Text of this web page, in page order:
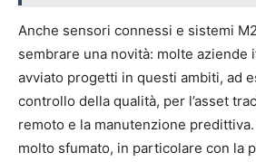
Anche sensori connessi e sistemi
sembrare una novità: molte aziende
avviato progetti in questi ambiti, ad
controllo della qualità, per l’asset
remoto e la manutenzione
molto sfumato, in particolare con la